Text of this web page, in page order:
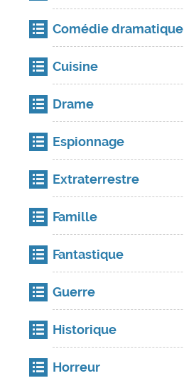
Comédie dramatique
Cuisine
Drame
Espionnage
Extraterrestre
Famille
Fantastique
Guerre
Historique
Horreur